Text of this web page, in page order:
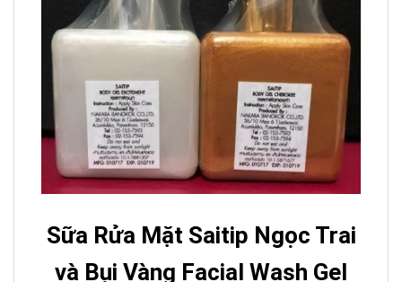
Sữa Rửa Mặt Saitip Ngọc Trai
và Bụi Vàng Facial Wash Gel